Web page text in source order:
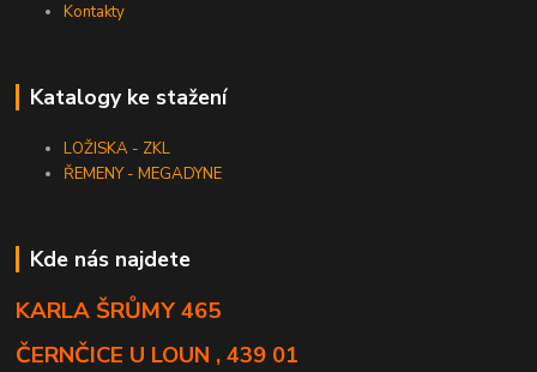
Kontakty
Katalogy ke stažení
LOŽISKA - ZKL
ŘEMENY - MEGADYNE
Kde nás najdete
KARLA ŠRŮMY 465
ČERNČICE U LOUN , 439 01